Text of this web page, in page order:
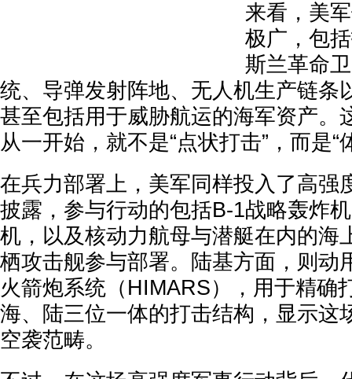
来看，美
极广，包
斯兰革命
统、导弹发射阵地、无人机生产链条
甚至包括用于威胁航运的海军资产。
从一开始，就不是“点状打击”，而是“
在兵力部署上，美军同样投入了高强
披露，参与行动的包括B-1战略轰炸
机，以及核动力航母与潜艇在内的海
栖攻击舰参与部署。陆基方面，则动
火箭炮系统（HIMARS），用于精确
海、陆三位一体的打击结构，显示这
空袭范畴。